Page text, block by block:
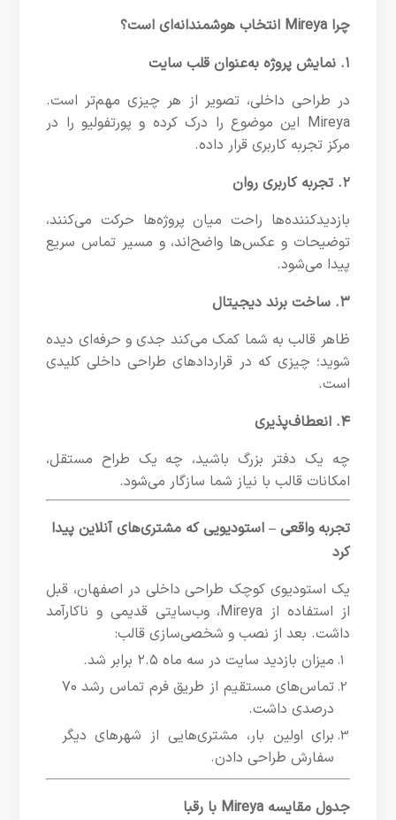
چرا Mireya انتخاب هوشمندانه‌ای است؟
۱. نمایش پروژه به‌عنوان قلب سایت
در طراحی داخلی، تصویر از هر چیزی مهم‌تر است.
Mireya این موضوع را درک کرده و پورتفولیو را در
مرکز تجربه کاربری قرار داده.
۲. تجربه کاربری روان
بازدیدکننده‌ها راحت میان پروژه‌ها حرکت می‌کنند،
توضیحات و عکس‌ها واضح‌اند، و مسیر تماس سریع
پیدا می‌شود.
۳. ساخت برند دیجیتال
ظاهر قالب به شما کمک می‌کند جدی و حرفه‌ای دیده
شوید؛ چیزی که در قراردادهای طراحی داخلی کلیدی
است.
۴. انعطاف‌پذیری
چه یک دفتر بزرگ باشید، چه یک طراح مستقل،
امکانات قالب با نیاز شما سازگار می‌شود.
تجربه واقعی – استودیویی که مشتری‌های آنلاین پیدا
کرد
یک استودیوی کوچک طراحی داخلی در اصفهان، قبل
از استفاده از Mireya، وب‌سایتی قدیمی و ناکارآمد
داشت. بعد از نصب و شخصی‌سازی قالب:
میزان بازدید سایت در سه ماه ۲.۵ برابر شد.
تماس‌های مستقیم از طریق فرم تماس رشد ۷۰
درصدی داشت.
برای اولین بار، مشتری‌هایی از شهرهای دیگر
سفارش طراحی دادن.
جدول مقایسه Mireya با رقبا